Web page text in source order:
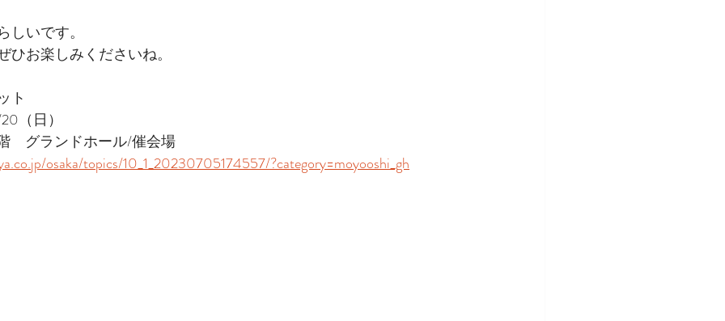
いです。
お楽しみくださいね。
ト
（日）
　グランドホール/催会場
osaka/topics/10_1_20230705174557/?category=moyooshi_gh